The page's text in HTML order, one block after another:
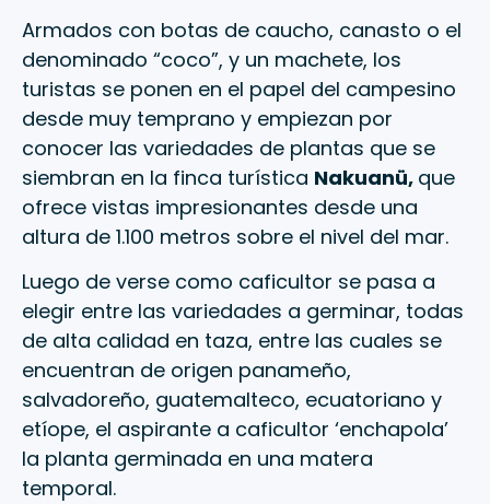
Armados con botas de caucho, canasto o el
denominado “coco”, y un machete, los
turistas se ponen en el papel del campesino
desde muy temprano y empiezan por
conocer las variedades de plantas que se
siembran en la finca turística Nakuanü, que
ofrece vistas impresionantes desde una
altura de 1.100 metros sobre el nivel del mar.
Luego de verse como caficultor se pasa a
elegir entre las variedades a germinar, todas
de alta calidad en taza, entre las cuales se
encuentran de origen panameño,
salvadoreño, guatemalteco, ecuatoriano y
etíope, el aspirante a caficultor ‘enchapola’
la planta germinada en una matera
temporal.